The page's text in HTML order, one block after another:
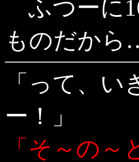
ふつーに
ものだか
「って、
ー！」
「そ～の